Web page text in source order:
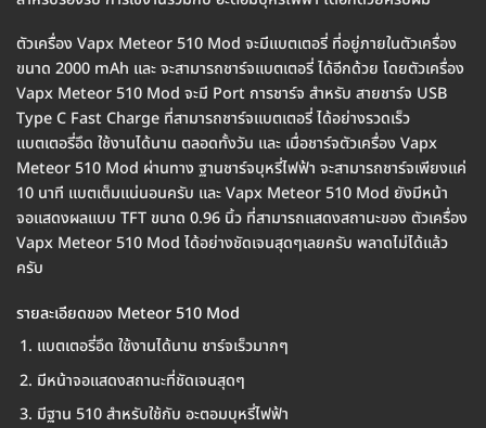
ตัวเครื่อง Vapx Meteor 510 Mod จะมีแบตเตอรี่ ที่อยู่ภายในตัวเครื่อง
ขนาด 2000 mAh และ จะสามารถชาร์จแบตเตอรี่ ได้อีกด้วย โดยตัวเครื่อง
Vapx Meteor 510 Mod จะมี Port การชาร์จ สำหรับ สายชาร์จ USB
Type C Fast Charge ที่สามารถชาร์จแบตเตอรี่ ได้อย่างรวดเร็ว
แบตเตอรี่อึด ใช้งานได้นาน ตลอดทั้งวัน และ เมื่อชาร์จตัวเครื่อง Vapx
Meteor 510 Mod ผ่านทาง ฐานชาร์จบุหรี่ไฟฟ้า จะสามารถชาร์จเพียงแค่
10 นาที แบตเต็มแน่นอนครับ และ Vapx Meteor 510 Mod ยังมีหน้า
จอแสดงผลแบบ TFT ขนาด 0.96 นิ้ว ที่สามารถแสดงสถานะของ ตัวเครื่อง
Vapx Meteor 510 Mod ได้อย่างชัดเจนสุดๆเลยครับ พลาดไม่ได้แล้ว
ครับ
รายละเอียดของ Meteor 510 Mod
แบตเตอรี่อึด ใช้งานได้นาน ชาร์จเร็วมากๆ
มีหน้าจอแสดงสถานะที่ชัดเจนสุดๆ
มีฐาน 510 สำหรับใช้กับ อะตอมบุหรี่ไฟฟ้า